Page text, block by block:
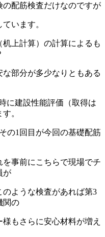
配筋検査だけなのですが
います。
上計算）の計算によるも
部分が多少なりともある
に建設性能評価（取得は
。
の1回目が今回の基礎配筋
事前にこちらで現場でチ
が
ような検査があれば第3
関の
もさらに安心材料が増え